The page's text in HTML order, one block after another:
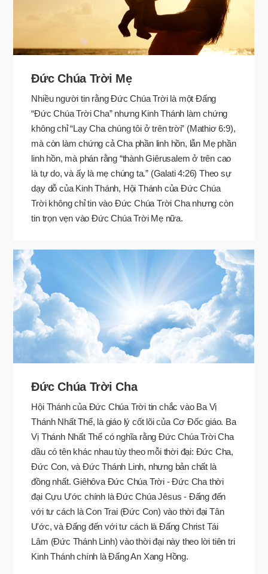
Đức Chúa Trời Mẹ
Nhiều người tin rằng Đức Chúa Trời là một Đấng
“Đức Chúa Trời Cha” nhưng Kinh Thánh làm chứng
không chỉ “Lạy Cha chúng tôi ở trên trời” (Mathiơ 6:9),
mà còn làm chứng cả Cha phần linh hồn, lẫn Mẹ phần
linh hồn, mà phán rằng “thành Giêrusalem ở trên cao
là tự do, và ấy là mẹ chúng ta.” (Galati 4:26) Theo sự
dạy dỗ của Kinh Thánh, Hội Thánh của Đức Chúa
Trời không chỉ tin vào Đức Chúa Trời Cha nhưng còn
tin trọn vẹn vào Đức Chúa Trời Mẹ nữa.
Ðức Chúa Trời Cha
Hội Thánh của Đức Chúa Trời tin chắc vào Ba Vị
Thánh Nhất Thể, là giáo lý cốt lõi của Cơ Đốc giáo. Ba
Vị Thánh Nhất Thể có nghĩa rằng Đức Chúa Trời Cha
dầu có tên khác nhau tùy theo mỗi thời đại: Đức Cha,
Đức Con, và Đức Thánh Linh, nhưng bản chất là
đồng nhất. Giêhôva Đức Chúa Trời - Đức Cha thời
đại Cựu Ước chính là Đức Chúa Jêsus - Đấng đến
với tư cách là Con Trai (Đức Con) vào thời đại Tân
Ước, và Đấng đến với tư cách là Đấng Christ Tái
Lâm (Đức Thánh Linh) vào thời đại này theo lời tiên tri
Kinh Thánh chính là Đấng An Xang Hồng.